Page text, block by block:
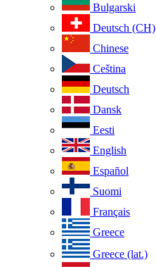
Bulgarski
Deutsch (CH)
Chinese
Ceština
Deutsch
Dansk
Eesti
English
Español
Suomi
Français
Greece
Greece (lat.)